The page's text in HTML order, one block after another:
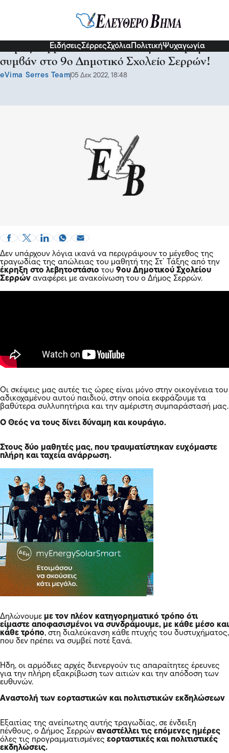
ΕιδήσειςΣέρρεςΣχόλια ΠολιτικήΨυχαγωγία
Δήμος Σερρών: Ανακοίνωση για το τραγικό
συμβάν στο 9ο Δημοτικό Σχολείο Σερρών!
eVima Serres Team05 Δεκ 2022, 18:48
Δεν υπάρχουν λόγια ικανά να περιγράψουν το μέγεθος της
τραγωδίας της απώλειας του μαθητή της Στ´ Τάξης από την
έκρηξη στο λεβητοστάσιο του 9ου Δημοτικού Σχολείου
Σερρών αναφέρει με ανακοίνωση του ο Δήμος Σερρών.
Οι σκέψεις μας αυτές τις ώρες είναι μόνο στην οικογένεια του
αδικοχαμένου αυτού παιδιού, στην οποία εκφράζουμε τα
βαθύτερα συλλυπητήρια και την αμέριστη συμπαράστασή μας.
Ο Θεός να τους δίνει δύναμη και κουράγιο.
Στους δύο μαθητές μας, που τραυματίστηκαν ευχόμαστε
πλήρη και ταχεία ανάρρωση.
Δηλώνουμε με τον πλέον κατηγορηματικό τρόπο ότι
είμαστε αποφασισμένοι να συνδράμουμε, με κάθε μέσο και
κάθε τρόπο, στη διαλεύκανση κάθε πτυχής του δυστυχήματος,
που δεν πρέπει να συμβεί ποτέ ξανά.
Ήδη, οι αρμόδιες αρχές διενεργούν τις απαραίτητες έρευνες
για την πλήρη εξακρίβωση των αιτιών και την απόδοση των
ευθυνών.
Αναστολή των εορταστικών και πολιτιστικών εκδηλώσεων
Εξαιτίας της ανείπωτης αυτής τραγωδίας, σε ένδειξη
πένθους, ο Δήμος Σερρών αναστέλλει τις επόμενες ημέρες
όλες τις προγραμματισμένες εορταστικές και πολιτιστικές
εκδηλώσεις.